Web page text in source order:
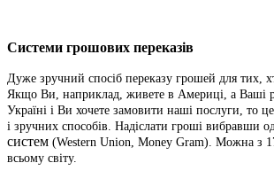
Системи грошових переказів
Дуже зручний спосіб переказу грошей для тих,
Якщо Ви, наприклад, живете в Америці, а Ваші
Україні і Ви хочете замовити наші послуги, то
і зручних способів. Надіслати гроші вибравши
систем (Western Union, Money Gram). Можна з
всьому світу.